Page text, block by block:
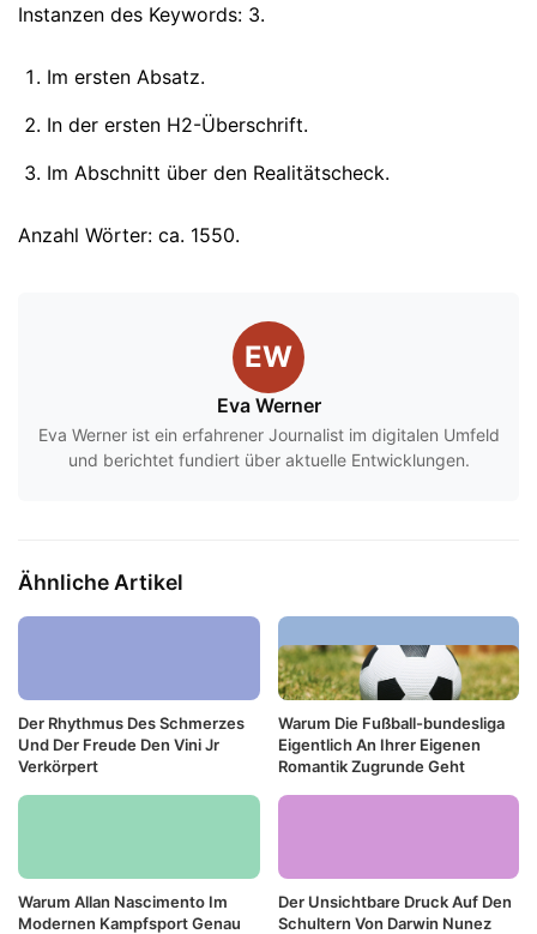
Instanzen des Keywords: 3.
Im ersten Absatz.
In der ersten H2-Überschrift.
Im Abschnitt über den Realitätscheck.
Anzahl Wörter: ca. 1550.
EW
Eva Werner
Eva Werner ist ein erfahrener Journalist im digitalen Umfeld
und berichtet fundiert über aktuelle Entwicklungen.
Ähnliche Artikel
Der Rhythmus Des Schmerzes
Und Der Freude Den Vini Jr
Verkörpert
Warum Die Fußball-bundesliga
Eigentlich An Ihrer Eigenen
Romantik Zugrunde Geht
Warum Allan Nascimento Im
Modernen Kampfsport Genau
Der Unsichtbare Druck Auf Den
Schultern Von Darwin Nunez